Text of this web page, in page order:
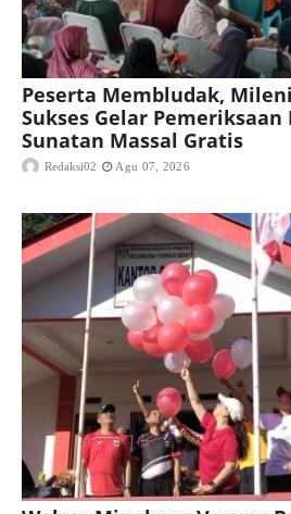
Peserta Membludak,
Sukses Gelar
Sunatan Massal Gratis
Redaksi02 Agu 07, 2026